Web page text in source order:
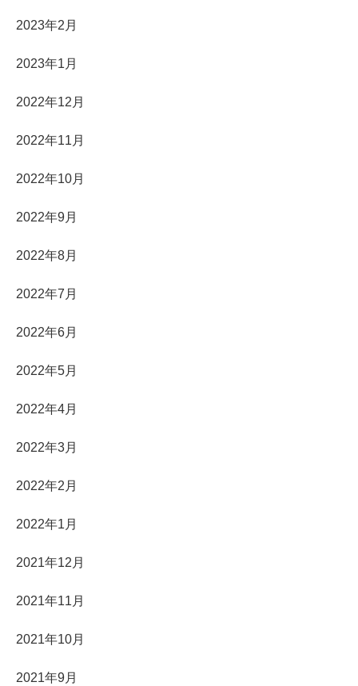
2023年2月
2023年1月
2022年12月
2022年11月
2022年10月
2022年9月
2022年8月
2022年7月
2022年6月
2022年5月
2022年4月
2022年3月
2022年2月
2022年1月
2021年12月
2021年11月
2021年10月
2021年9月